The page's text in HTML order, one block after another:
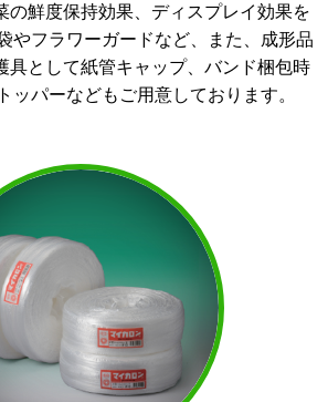
の鮮度保持効果、ディスプレイ効果を
やフラワーガードなど、また、成形品
具として紙管キャップ、バンド梱包時
ッパーなどもご用意しております。